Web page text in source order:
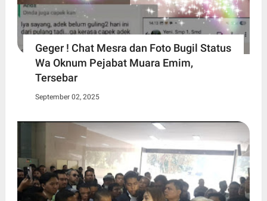
Geger ! Chat Mesra dan Foto Bugil Status
Wa Oknum Pejabat Muara Emim,
Tersebar
September 02, 2025